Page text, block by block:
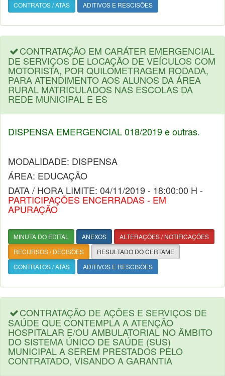
CONTRATOS / ATAS
ADITIVOS E RESCISÕES
CONTRATAÇÃO EM CARÁTER EMERGENCIAL
DE SERVIÇOS DE LOCAÇÃO DE VEÍCULOS COM
MOTORISTA, POR QUILOMETRAGEM RODADA,
PARA ATENDIMENTO AOS ALUNOS DA ÁREA
RURAL MATRICULADOS NAS ESCOLAS DA
REDE MUNICIPAL E ES
DISPENSA EMERGENCIAL 018/2019 e outras.
MODALIDADE: DISPENSA
ÁREA: EDUCAÇÃO
DATA / HORA LIMITE: 04/11/2019 - 18:00:00 H -
PARTICIPAÇÕES ENCERRADAS - EM
APURAÇÃO
MINUTA DO EDITAL ANEXOS
ALTERAÇÕES / NOTIFICAÇÕES
RECURSOS / DECISÕES
RESULTADO DO CERTAME
CONTRATOS / ATAS
ADITIVOS E RESCISÕES
CONTRATAÇÃO DE AÇÕES E SERVIÇOS DE
SAÚDE QUE CONTEMPLA A ATENÇÃO
HOSPITALAR E/OU AMBULATORIAL NO ÂMBITO
DO SISTEMA ÚNICO DE SAÚDE (SUS)
MUNICIPAL A SEREM PRESTADOS PELO
CONTRATADO, VISANDO A GARANTIA